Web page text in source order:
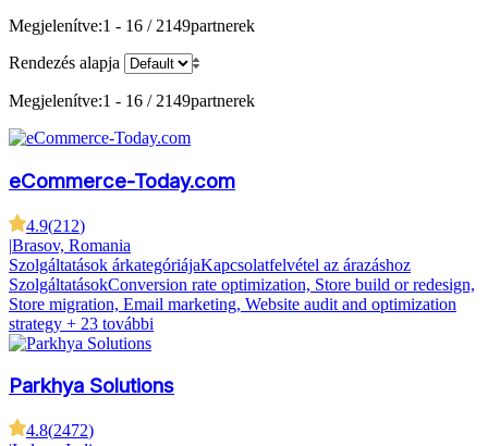
Megjelenítve:1 - 16 / 2149partnerek
Rendezés alapja
Megjelenítve:1 - 16 / 2149partnerek
eCommerce-Today.com
4.9(212)
|Brasov, Romania
Szolgáltatások árkategóriájaKapcsolatfelvétel az árazáshoz
SzolgáltatásokConversion rate optimization, Store build or redesign,
Store migration, Email marketing, Website audit and optimization
strategy + 23 további
Parkhya Solutions
4.8(2472)